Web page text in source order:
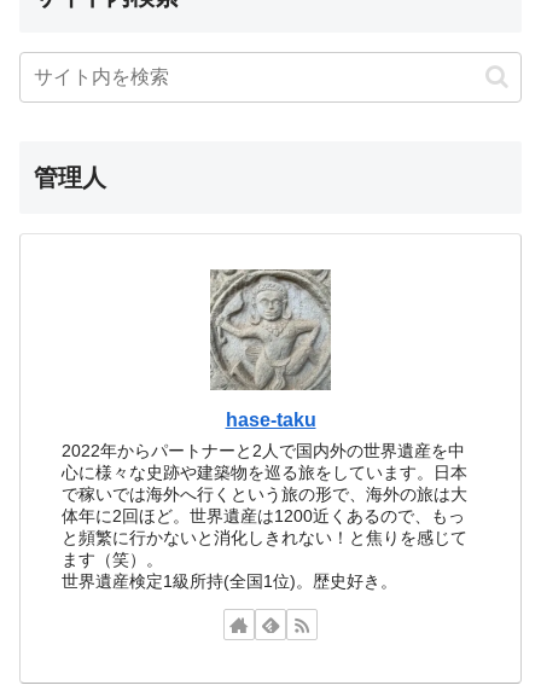
管理人
hase-taku
2022年からパートナーと2人で国内外の世界遺産を中
心に様々な史跡や建築物を巡る旅をしています。日本
で稼いでは海外へ行くという旅の形で、海外の旅は大
体年に2回ほど。世界遺産は1200近くあるので、もっ
と頻繁に行かないと消化しきれない！と焦りを感じて
ます（笑）。
世界遺産検定1級所持(全国1位)。歴史好き。